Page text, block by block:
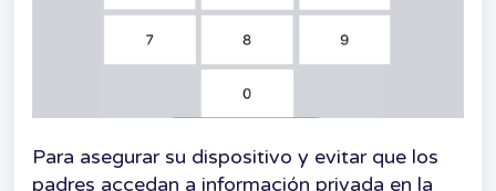
Para asegurar su dispositivo y evitar que los
padres accedan a información privada en la